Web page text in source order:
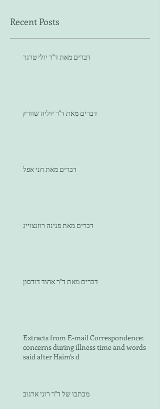
Recent Posts
דברים מאת ד"ר יולי טרגר
דברים מאת ד"ר יוליה שוורץ
דברים מאת חני אפל
דברים מאת פנינה רוזנצוייג
דברים מאת ד"ר אהוד דודסון
Extracts from E-mail Correspondence:
concerns during illness time and words
said after Haim's d
מכתבו של ד"ר רוני ארגוב